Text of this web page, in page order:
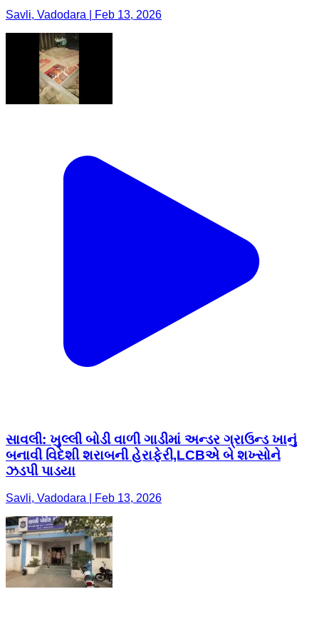
Savli, Vadodara | Feb 13, 2026
સાવલી: ખુલ્લી બોડી વાળી ગાડીમાં અન્ડર ગ્રાઉન્ડ ખાનું
બનાવી વિદેશી શરાબની હેરાફેરી,LCBએ બે શખ્સોને
ઝડપી પાડયા
Savli, Vadodara | Feb 13, 2026